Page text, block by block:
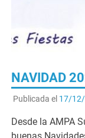
NAVIDAD
Desde la AMPA
buenas
y trabajando por
Recordad que